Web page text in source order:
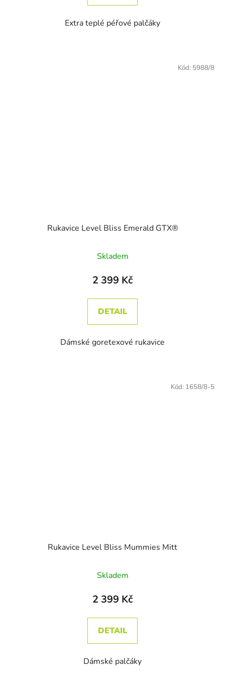
Extra teplé péřové palčáky
Rukavice Level Bliss Emerald GTX®
Skladem
2 399 Kč
DETAIL
Dámské goretexové rukavice
Kód: 5988/8
Rukavice Level Bliss Mummies Mitt
Skladem
2 399 Kč
DETAIL
Dámské palčáky
Kód: 1658/8-5